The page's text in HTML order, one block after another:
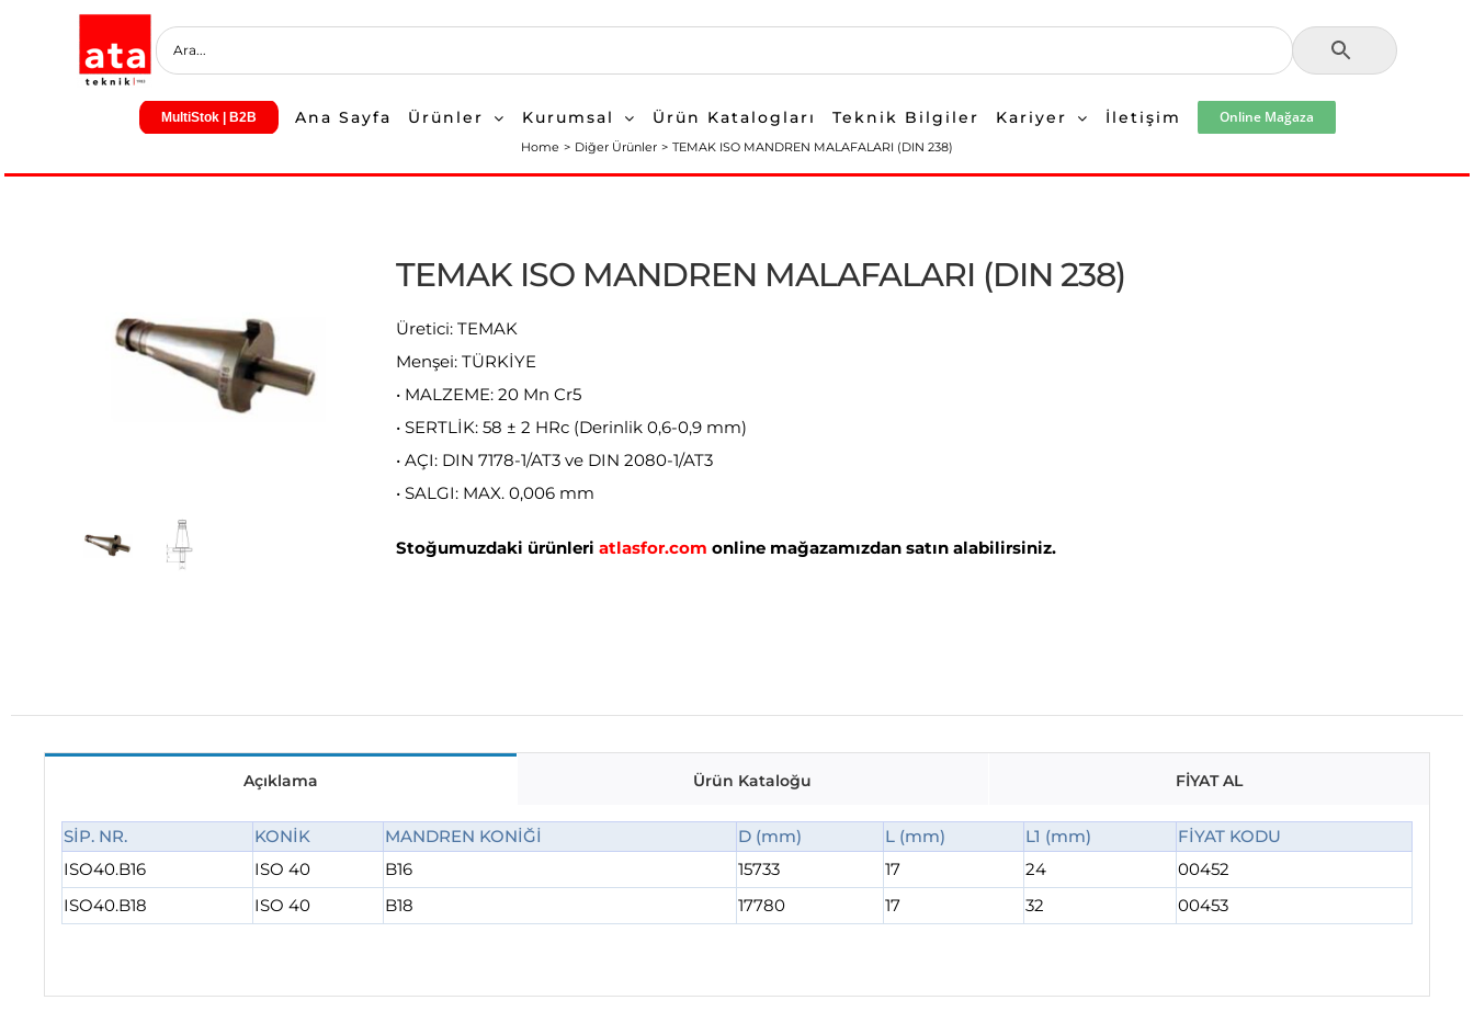
MultiStok | B2B Ana Sayfa Ürünler Kurumsal Ürün Katalogları Teknik Bilgiler Kariyer İletişim Online Mağaza
Home Diğer Ürünler TEMAK ISO MANDREN MALAFALARI (DIN 238)
TEMAK ISO MANDREN MALAFALARI (DIN 238)
Üretici: TEMAK
Menşei: TÜRKİYE
• MALZEME: 20 Mn Cr5
• SERTLİK: 58 ± 2 HRc (Derinlik 0,6-0,9 mm)
• AÇI: DIN 7178-1/AT3 ve DIN 2080-1/AT3
• SALGI: MAX. 0,006 mm
Stoğumuzdaki ürünleri atlasfor.com online mağazamızdan satın alabilirsiniz.
Açıklama Ürün Kataloğu FİYAT AL
SİP. NR. KONİK MANDREN KONİĞİ D (mm) L (mm) L1 (mm)
FİYAT KODU
ISO40.B16
ISO 40 B16 15733 17 24
00452
ISO40.B18
ISO 40 B18 17780 17 32 00453